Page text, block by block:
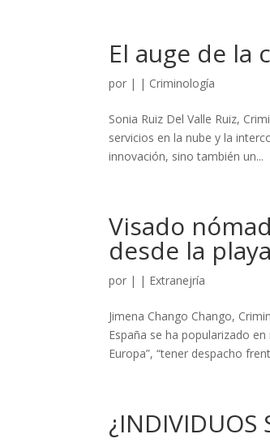
El auge de la
por | | Criminología
Sonia Ruiz Del Valle Ruiz,
servicios en la nube y la
innovación, sino también un...
Visado
desde la playa
por | | Extranejría
Jimena Chango Chango,
España se ha popularizado
Europa”, “tener despacho
¿INDIVIDUOS